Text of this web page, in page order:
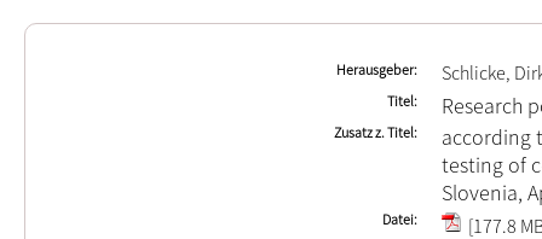
Herausgeber Schlicke,
Titel Research
Zusatz z. Titel
according
testing of
Slovenia,
Datei [177.8